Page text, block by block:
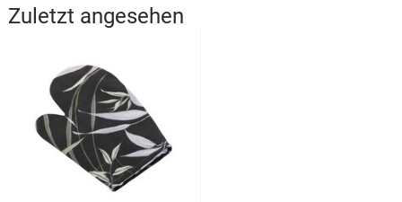
Zuletzt angesehen